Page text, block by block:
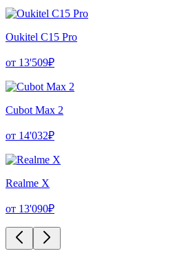
Oukitel C15 Pro
от 13'509₽
Cubot Max 2
от 14'032₽
Realme X
от 13'090₽